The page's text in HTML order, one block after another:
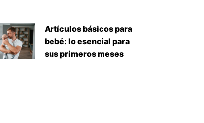
Artículos básicos para
bebé: lo esencial para
sus primeros meses